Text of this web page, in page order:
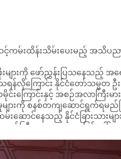
မ်းထိန်းသိမ်းပေးမည့် အသိပညာ
န်လိုကြောင်း နိုင်ငံတော်သမ္မတ ဦ
ကြောင်းနှင့် အစဉ်အလာကြီးမာ
များကို စနစ်တကျဆောင်ရွက်ရမ
းဆောင်နေသည့် နိုင်ငံခြားသား
ြီးလေးစားမှုများ ဖြစ်ပေါ်လ
ကို နားလည်လာပြီး အမျိုးဂုဏ်
စ်ကြောင်းလည်း နိုင်ငံတော်သမ္မ
အမျိုးဂုဏ်၊ ဇာတိဂုဏ်၊ ကြွယ်ဝသ
ေးများ၏ ယဉ်ကျေးမှုအမွေအနှ
ဆိုသည်။